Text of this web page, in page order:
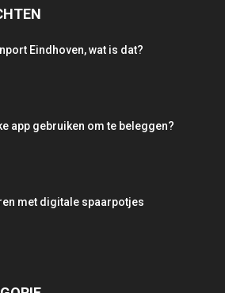
Eindhoven, wat is dat?
app gebruiken om te beleggen?
met digitale spaarpotjes